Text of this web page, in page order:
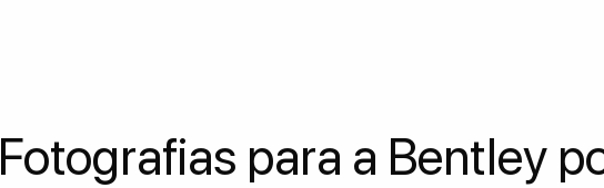
Fotografias para a Bentley